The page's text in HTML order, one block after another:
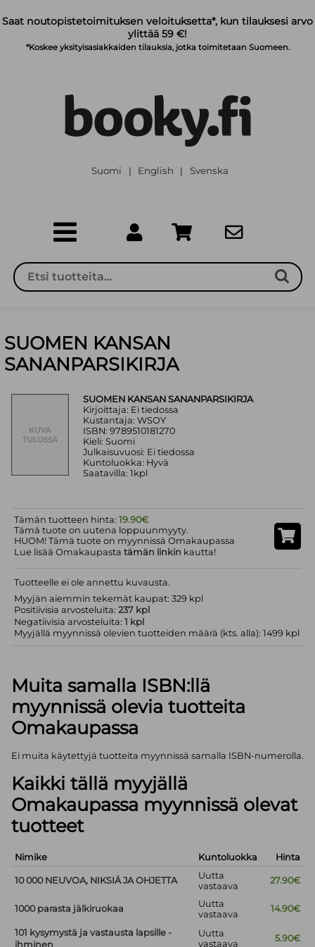
Saat noutopistetoimituksen veloituksetta*, kun tilauksesi arvo
ylittää 59 €!
*Koskee yksityisasiakkaiden tilauksia, jotka toimitetaan Suomeen.
Suomi | English | Svenska
SUOMEN KANSAN
SANANPARSIKIRJA
SUOMEN KANSAN SANANPARSIKIRJA
Kirjoittaja: Ei tiedossa
Kustantaja: WSOY
ISBN: 9789510181270
Kieli: Suomi
Julkaisuvuosi: Ei tiedossa
Kuntoluokka: Hyvä
Saatavilla: 1kpl
Tämän tuotteen hinta:19.90€
Tämä tuote on uutena loppuunmyyty.
HUOM! Tämä tuote on myynnissä Omakaupassa
Lue lisää Omakaupastatämän linkin kautta!
Tuotteelle ei ole annettu kuvausta.
Myyjän aiemmin tekemät kaupat: 329 kpl
Positiivisia arvosteluita:237 kpl
Negatiivisia arvosteluita:1 kpl
Myyjällä myynnissä olevien tuotteiden määrä (kts. alla): 1499 kpl
Muita samalla ISBN:llä
myynnissä olevia tuotteita
Omakaupassa
Ei muita käytettyjä tuotteita myynnissä samalla ISBN-numerolla.
Kaikki tällä myyjällä
Omakaupassa myynnissä olevat
tuotteet
Nimike Kuntoluokka Hinta
10 000 NEUVOA, NIKSIÄ JA OHJETTA
Uutta
vastaava
27.90€
1000 parasta jälkiruokaa
Uutta
vastaava
14.90€
101 kysymystä ja vastausta lapsille -
ihminen
Uutta
vastaava
5.90€